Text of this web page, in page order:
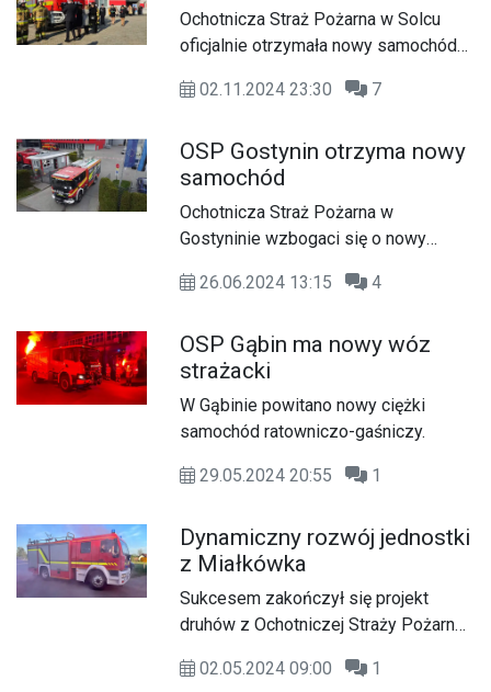
Ochotnicza Straż Pożarna w Solcu
oficjalnie otrzymała nowy samochód
wraz z wyposażeniem.
02.11.2024 23:30 7
OSP Gostynin otrzyma nowy
samochód
Ochotnicza Straż Pożarna w
Gostyninie wzbogaci się o nowy
wartości ponad 2 mln zł.
26.06.2024 13:15 4
OSP Gąbin ma nowy wóz
strażacki
W Gąbinie powitano nowy ciężki
samochód ratowniczo-gaśniczy.
29.05.2024 20:55 1
Dynamiczny rozwój jednostki
z Miałkówka
Sukcesem zakończył się projekt
druhów z Ochotniczej Straży Pożarnej
wymiana samochodu strażackiego z
02.05.2024 09:00 1